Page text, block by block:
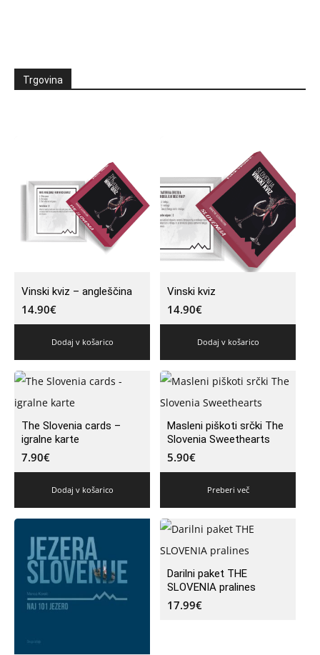
Trgovina
Vinski kviz – angleščina
14.90€
Dodaj v košarico
Vinski kviz
14.90€
Dodaj v košarico
The Slovenia cards –
igralne karte
7.90€
Dodaj v košarico
Masleni piškoti srčki The
Slovenia Sweethearts
5.90€
Preberi več
Darilni paket THE
SLOVENIA pralines
17.99€